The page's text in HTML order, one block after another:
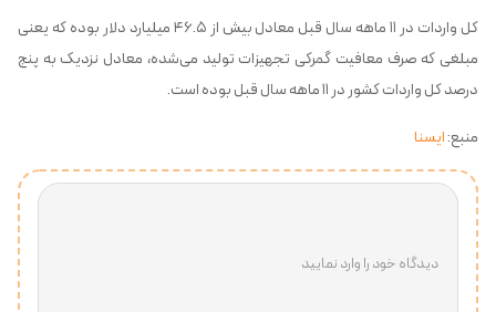
دیدگاه خود را وارد نمایید
کل واردات در ۱۱ ماهه سال قبل معادل بیش از ۴۶.۵ میلیارد دلار بوده که یعنی
مبلغی که صرف معافیت گمرکی تجهیزات تولید می‌شده، معادل نزدیک به پنج
درصد کل واردات کشور در ۱۱ ماهه سال قبل بوده است.
منبع:ایسنا